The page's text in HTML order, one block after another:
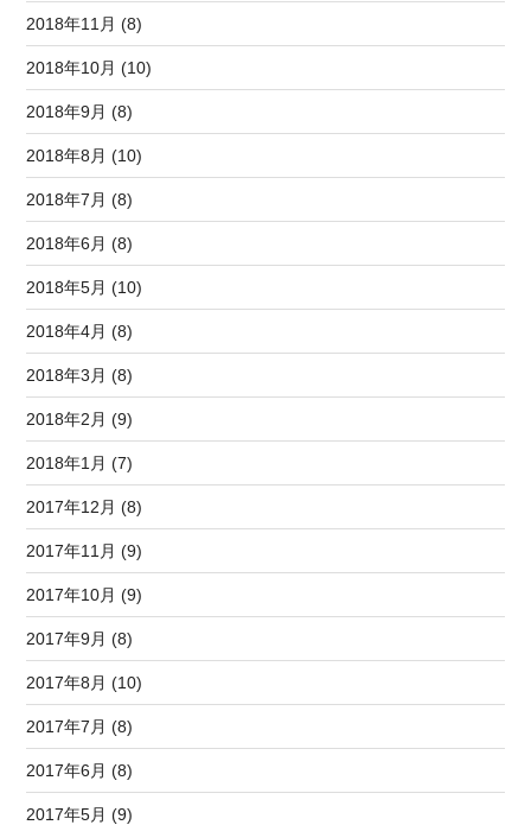
2018年11月 (8)
2018年10月 (10)
2018年9月 (8)
2018年8月 (10)
2018年7月 (8)
2018年6月 (8)
2018年5月 (10)
2018年4月 (8)
2018年3月 (8)
2018年2月 (9)
2018年1月 (7)
2017年12月 (8)
2017年11月 (9)
2017年10月 (9)
2017年9月 (8)
2017年8月 (10)
2017年7月 (8)
2017年6月 (8)
2017年5月 (9)